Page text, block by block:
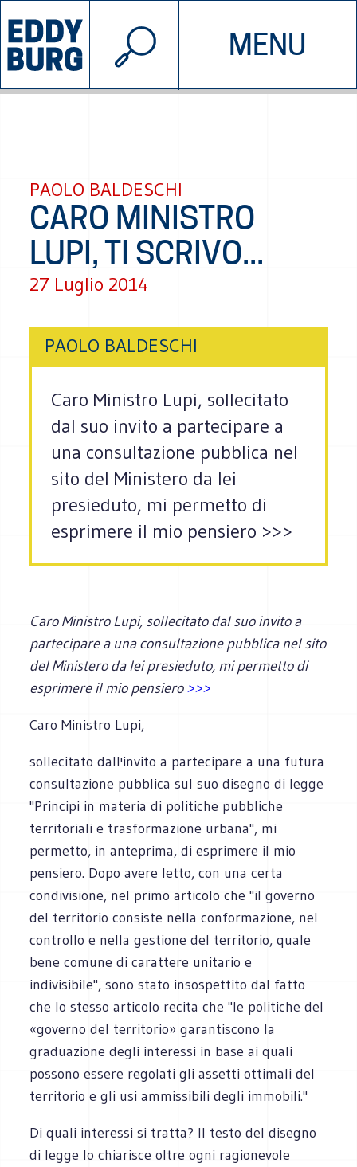
MENU
INIZIATIVE CHI SIAMO
© 2026 EDDYBURG
PAOLO BALDESCHI
CARO MINISTRO
LUPI, TI SCRIVO...
27 Luglio 2014
PAOLO BALDESCHI
Caro Ministro Lupi, sollecitato
dal suo invito a partecipare a
una consultazione pubblica nel
sito del Ministero da lei
presieduto, mi permetto di
esprimere il mio pensiero >>>
Caro Ministro Lupi, sollecitato dal suo invito a
partecipare a una consultazione pubblica nel sito
del Ministero da lei presieduto, mi permetto di
esprimere il mio pensiero>>>
Caro Ministro Lupi,
sollecitato dall'invito a partecipare a una futura
consultazione pubblica sul suo disegno di legge
"Principi in materia di politiche pubbliche
territoriali e trasformazione urbana", mi
permetto, in anteprima, di esprimere il mio
pensiero. Dopo avere letto, con una certa
condivisione, nel primo articolo che "il governo
del territorio consiste nella conformazione, nel
controllo e nella ge­stione del territorio, quale
bene comune di carattere unitario e
indivisibile", sono stato insospettito dal fatto
che lo stesso articolo recita che "le politiche del
«governo del territorio» garantiscono la
graduazione degli interessi in base ai quali
possono essere regolati gli assetti ottimali del
territorio e gli usi ammissibili degli immobili."
Di quali interessi si tratta? Il testo del disegno
di legge lo chiarisce oltre ogni ragionevole